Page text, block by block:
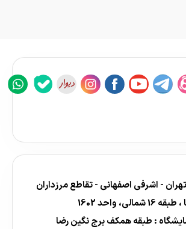
- اشرفی اصفهانی - تقاطع مرزداران
واحد 1602
: طبقه همکف برج نگین رضا